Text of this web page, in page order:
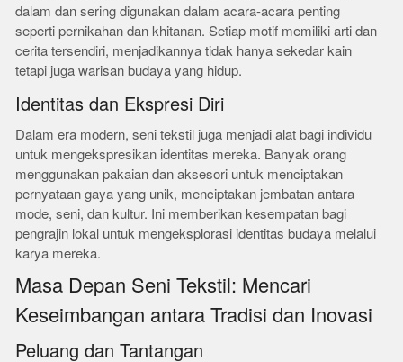
dalam dan sering digunakan dalam acara-acara penting
seperti pernikahan dan khitanan. Setiap motif memiliki arti dan
cerita tersendiri, menjadikannya tidak hanya sekedar kain
tetapi juga warisan budaya yang hidup.
Identitas dan Ekspresi Diri
Dalam era modern, seni tekstil juga menjadi alat bagi individu
untuk mengekspresikan identitas mereka. Banyak orang
menggunakan pakaian dan aksesori untuk menciptakan
pernyataan gaya yang unik, menciptakan jembatan antara
mode, seni, dan kultur. Ini memberikan kesempatan bagi
pengrajin lokal untuk mengeksplorasi identitas budaya melalui
karya mereka.
Masa Depan Seni Tekstil: Mencari
Keseimbangan antara Tradisi dan Inovasi
Peluang dan Tantangan